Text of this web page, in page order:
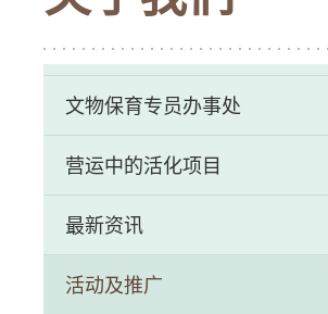
1,444幢历史建
历史文物资讯系
前马头角牲畜
文物保育专员办事处
营运中的活化项目
最新资讯
活动及推广